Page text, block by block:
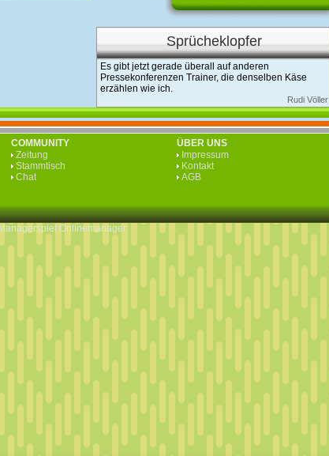
Sprücheklopfer
Es gibt jetzt gerade überall auf anderen
Pressekonferenzen Trainer, die denselben Käse
erzählen wie ich.
Rudi Völler
COMMUNITY
Zeitung
Stammtisch
Chat
ÜBER UNS
Impressum
Kontakt
AGB
Managerspiel Onlinemanager